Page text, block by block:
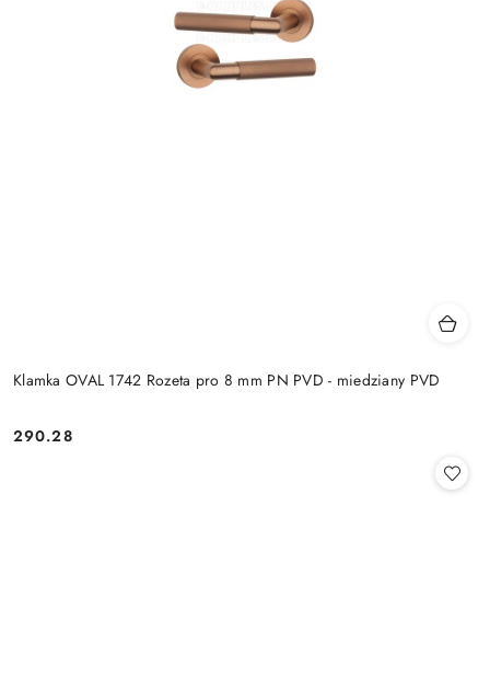
Klamka OVAL 1742 Rozeta pro 8 mm PN PVD - miedziany PVD
Cena:
290.28